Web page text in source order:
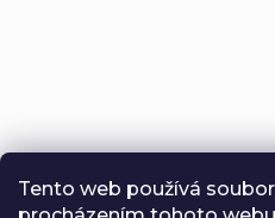
Tento web používá